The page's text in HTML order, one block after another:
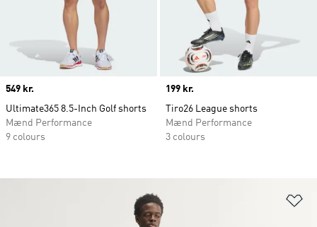
Price
549 kr.
Ultimate365 8.5-Inch Golf shorts
Mænd Performance
9 colours
Price
199 kr.
Tiro26 League shorts
Mænd Performance
3 colours